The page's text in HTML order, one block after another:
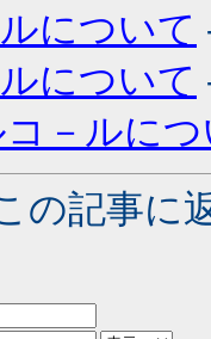
について
について
コ－ルに
の記事に